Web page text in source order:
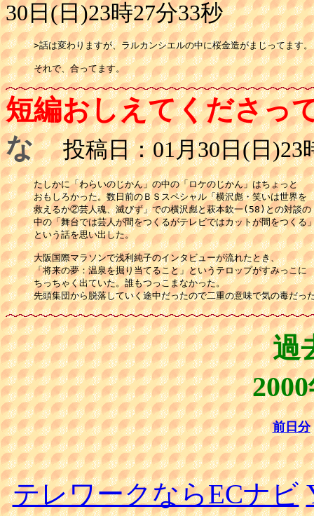
30日(日)23時27分33秒
>話は変わりますが、ラルカンシエルの中に桜金造がまじってます。
それで、合ってます。
短編おしえてくださっ
な 投稿日：01月30日(日)23
たしかに「わらいのじかん」の中の「ロケのじかん」はちょっと
おもしろかった。数日前のＢＳスペシャル「横沢彪・笑いは世界を
救えるか②芸人魂、滅びず」での横沢彪と萩本欽一(58)との対談の
中の「舞台では芸人が間をつくるがテレビではカットが間をつくる
という話を思い出した。
大阪国際マラソンで浅利純子のインタビューが流れたとき、
「将来の夢：温泉を掘り当てること」というテロップがすみっこに
ちっちゃく出ていた。誰もつっこまなかった。
先頭集団から脱落していく途中だったので二重の意味で気の毒だっ
過
前日分
テレワークならECナビ